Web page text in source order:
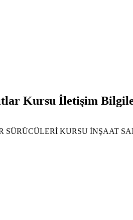
Kursu İletişim
KURSU İNŞAAT